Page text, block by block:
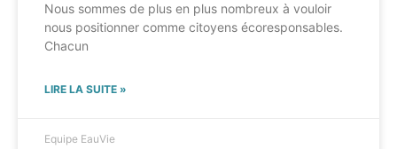
Nous sommes de plus en plus nombreux à vouloir
nous positionner comme citoyens écoresponsables.
Chacun
LIRE LA SUITE »
Equipe EauVie